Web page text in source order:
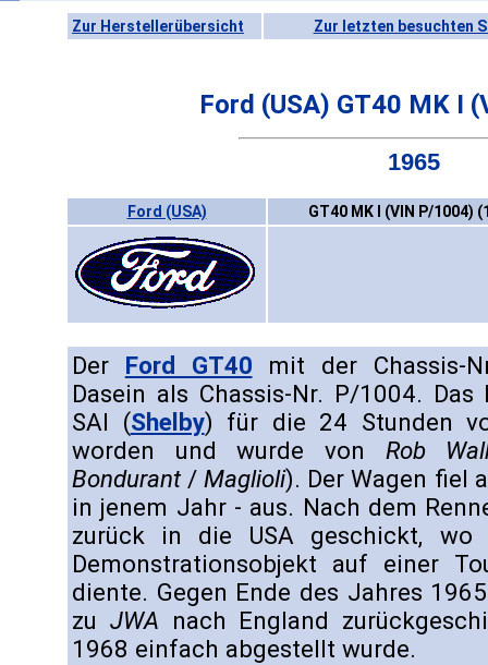
Zur Herstellerübersicht Zur letzten besuchten
Ford (USA) GT40 MK I
1965
Ford (USA) GT40 MK I (VIN P/1004)
Der Ford GT40 mit der Chassis-
Dasein als Chassis-Nr. P/1004.
SAI (Shelby) für die 24 Stunden
worden und wurde von Rob
Bondurant/Maglioli). Der Wagen fiel
in jenem Jahr - aus. Nach dem
zurück in die USA geschickt,
Demonstrationsobjekt auf einer
diente. Gegen Ende des Jahres
zu JWA nach England
1968 einfach abgestellt wurde.